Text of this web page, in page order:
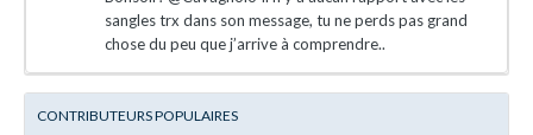
sangles trx dans son message, tu ne perds pas grand
chose du peu que j’arrive à comprendre..
CONTRIBUTEURS POPULAIRES